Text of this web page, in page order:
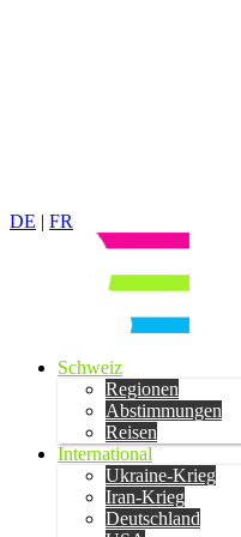
DE | FR
Schweiz
Regionen
Abstimmungen
Reisen
International
Ukraine-Krieg
Iran-Krieg
Deutschland